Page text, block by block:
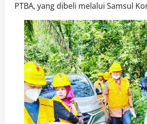
PTBA, yang dibeli melalui Samsul